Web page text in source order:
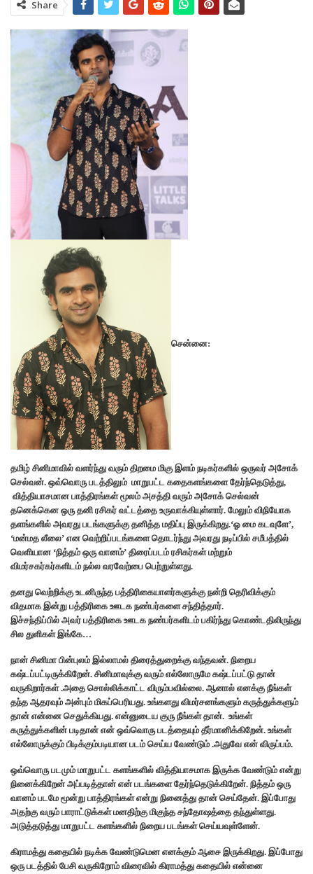
Share
சென்னை:
தமிழ் சினிமாவில் வளர்ந்து வரும் திறமை மிகு இளம் நடிகர்களில் ஒருவர் அசோக்
செல்வன். ஒவ்வொரு படத்திலும் மாறுபட்ட கதைகளங்களை தேர்ந்தெடுத்து,
வித்தியாசமான பாத்திரங்கள் மூலம் அசத்தி வரும் அசோக் செல்வன்
தனெக்கென ஒரு தனி ரசிகர் வட்டத்தை உருவாக்கியுள்ளார். மேலும் விநியோக
தளங்களில் அவரது படங்களுக்கு தனித்த மதிப்பு இருக்கிறது.‘ஓ மை கடவுளே’,
‘மன்மத லீலை’ என வெற்றிப்படங்களை தொடர்ந்து அவரது நடிப்பில் சமீபத்தில்
வெளியான ‘நித்தம் ஒரு வானம்’ திரைப்படம் ரசிகர்கள் மற்றும்
விமர்சகர்கர்களிடம் நல்ல வரவேற்பை பெற்றுள்ளது.
தனது வெற்றிக்கு உடனிருந்த பத்திரிகையாளர்களுக்கு நன்றி தெரிவிக்கும்
விதமாக இன்று பத்திரிகை ஊடக நண்பர்களை சந்தித்தார்.
இச்சந்திப்பில் அவர் பத்திரிகை ஊடக நண்பர்களிடம் பகிர்ந்து கொண்டதிலிருந்து
சில துளிகள் இங்கே…
நான் சினிமா பின்புலம் இல்லாமல் திரைத்துறைக்கு வந்தவன். நிறைய
கஷ்டப்பட்டிருக்கிறேன். சினிமாவுக்கு வரும் எல்லோருமே கஷ்டப்பட்டு தான்
வருகிறார்கள் .அதை சொல்லிக்காட்ட விரும்பவில்லை. ஆனால் எனக்கு நீங்கள்
தந்த ஆதரவும் அன்பும் மிகப்பெரியது. உங்களது விமர்சனங்களும் கருத்துக்களும்
தான் என்னை செதுக்கியது. என்னுடைய குரு நீங்கள் தான். உங்கள்
கருத்துக்களின் படிதான் என் ஒவ்வொரு படத்தையும் தீர்மானிக்கிறேன். உங்கள்
எல்லோருக்கும் பிடிக்கும்படியான படம் செய்ய வேண்டும் .அதுவே என் விருப்பம்.
ஒவ்வொரு படமும் மாறுபட்ட களங்களில் வித்தியாசமாக இருக்க வேண்டும் என்று
நினைக்கிறேன் அப்படித்தான் என் படங்களை தேர்ந்தெடுக்கிறேன். நித்தம் ஒரு
வானம் படமே மூன்று பாத்திரங்கள் என்று நினைத்து தான் செய்தேன். இப்போது
அதற்கு வரும் பாராட்டுக்கள் மனதிற்கு மிகுந்த சந்தோஷத்தை தந்துள்ளது.
அடுத்தடுத்து மாறுபட்ட களங்களில் நிறைய படங்கள் செய்யவுள்ளேன்.
கிராமத்து கதையில் நடிக்க வேண்டுமென எனக்கும் ஆசை இருக்கிறது. இப்போது
ஒரு படத்தில் பேசி வருகிறோம் விரைவில் கிராமத்து கதையில் என்னை